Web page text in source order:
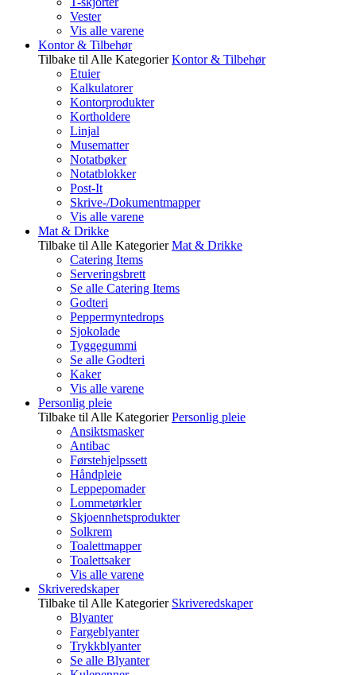
Vester
Vis alle varene
Kontor & Tilbehør
Tilbake til Alle Kategorier Kontor & Tilbehør
Etuier
Kalkulatorer
Kontorprodukter
Kortholdere
Linjal
Musematter
Notatbøker
Notatblokker
Post-It
Skrive-/Dokumentmapper
Vis alle varene
Mat & Drikke
Tilbake til Alle Kategorier Mat & Drikke
Catering Items
Serveringsbrett
Se alle Catering Items
Godteri
Peppermyntedrops
Sjokolade
Tyggegummi
Se alle Godteri
Kaker
Vis alle varene
Personlig pleie
Tilbake til Alle Kategorier Personlig pleie
Ansiktsmasker
Antibac
Førstehjelpssett
Håndpleie
Leppepomader
Lommetørkler
Skjoennhetsprodukter
Solkrem
Toalettmapper
Toalettsaker
Vis alle varene
Skriveredskaper
Tilbake til Alle Kategorier Skriveredskaper
Blyanter
Fargeblyanter
Trykkblyanter
Se alle Blyanter